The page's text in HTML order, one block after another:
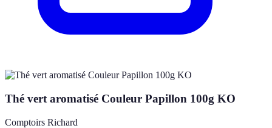
Thé vert aromatisé Couleur Papillon 100g KO
Comptoirs Richard